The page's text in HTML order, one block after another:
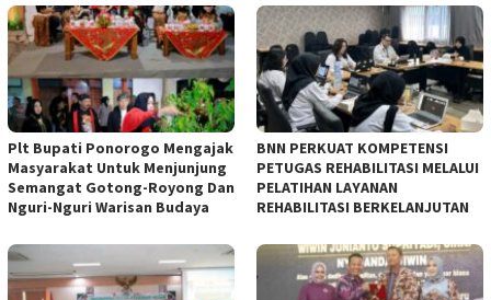
Plt Bupati Ponorogo Mengajak
Masyarakat Untuk Menjunjung
Semangat Gotong-Royong Dan
Nguri-Nguri Warisan Budaya
BNN PERKUAT KOMPETENSI
PETUGAS REHABILITASI MELALUI
PELATIHAN LAYANAN
REHABILITASI BERKELANJUTAN